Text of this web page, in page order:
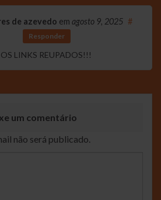
de azevedo em agosto 9, 2025 #
Responder
LINKS REUPADOS!!!
um comentário
não será publicado.